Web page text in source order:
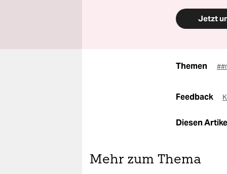
Jetzt
Themen
Feedback
Diesen
Mehr zum Thema